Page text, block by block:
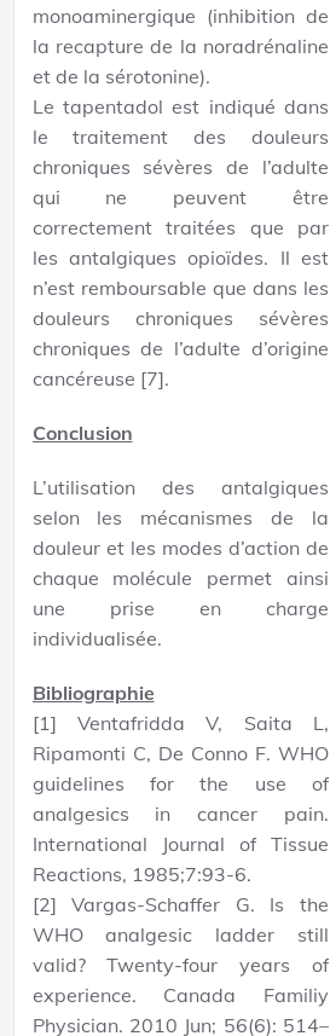
monoaminergique (inhibition de
la recapture de la noradrénaline
et de la sérotonine).
Le tapentadol est indiqué dans
le traitement des douleurs
chroniques sévères de l’adulte
qui ne peuvent être
correctement traitées que par
les antalgiques opioïdes. Il est
n’est remboursable que dans les
douleurs chroniques sévères
chroniques de l’adulte d’origine
cancéreuse [7].
Conclusion
L’utilisation des antalgiques
selon les mécanismes de la
douleur et les modes d’action de
chaque molécule permet ainsi
une prise en charge
individualisée.
Bibliographie
[1] Ventafridda V, Saita L,
Ripamonti C, De Conno F. WHO
guidelines for the use of
analgesics in cancer pain.
International Journal of Tissue
Reactions, 1985;7:93-6.
[2] Vargas-Schaffer G. Is the
WHO analgesic ladder still
valid? Twenty-four years of
experience. Canada Familiy
Physician. 2010 Jun; 56(6): 514–